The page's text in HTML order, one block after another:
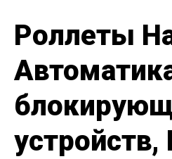
Роллеты
устройств,